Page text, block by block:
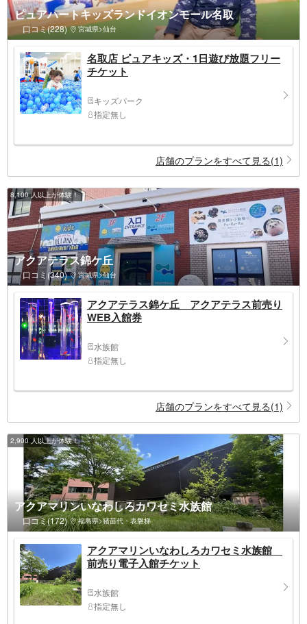
ピュアハートキッズランドイオンモール名取
口コミ(228) 宮城県>仙台
名取店 ピュアキッズ・1日遊び放題フリー
チケット
キッズパーク
指定無し
店舗のプランをすべて見る(1)
8,100 人以上が体験！
アクアテラス錦ケ丘
口コミ(340) 宮城県>仙台
アクアテラス錦ケ丘 アクアテラス前売り
WEB入館券
水族館
指定無し
店舗のプランをすべて見る(1)
2,900 人以上が体験！
アクアマリンいなわしろカワセミ水族館
口コミ(172) 福島県>猪苗代・表磐梯
アクアマリンいなわしろカワセミ水族館
前売り電子入館チケット
水族館
指定無し